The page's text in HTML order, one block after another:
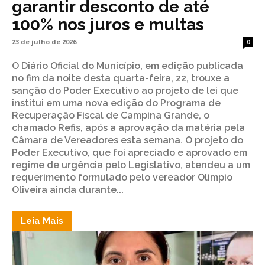
garantir desconto de até
100% nos juros e multas
23 de julho de 2026 0
O Diário Oficial do Município, em edição publicada
no fim da noite desta quarta-feira, 22, trouxe a
sanção do Poder Executivo ao projeto de lei que
institui em uma nova edição do Programa de
Recuperação Fiscal de Campina Grande, o
chamado Refis, após a aprovação da matéria pela
Câmara de Vereadores esta semana. O projeto do
Poder Executivo, que foi apreciado e aprovado em
regime de urgência pelo Legislativo, atendeu a um
requerimento formulado pelo vereador Olimpio
Oliveira ainda durante...
Leia Mais